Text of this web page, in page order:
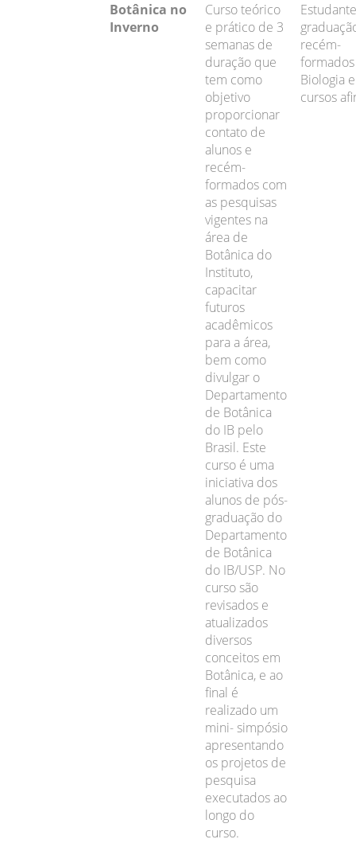
Botânica no
Inverno
Curso teórico
e prático de 3
semanas de
duração que
tem como
objetivo
proporcionar
contato de
alunos e
recém-
formados com
as pesquisas
vigentes na
área de
Botânica do
Instituto,
capacitar
futuros
acadêmicos
para a área,
bem como
divulgar o
Departamento
de Botânica
do IB pelo
Brasil. Este
curso é uma
iniciativa dos
alunos de pós-
graduação do
Departamento
de Botânica
do IB/USP. No
curso são
revisados e
atualizados
diversos
conceitos em
Botânica, e ao
final é
realizado um
mini- simpósio
apresentando
os projetos de
pesquisa
executados ao
longo do
curso.
recém-
Biologia e
cursos